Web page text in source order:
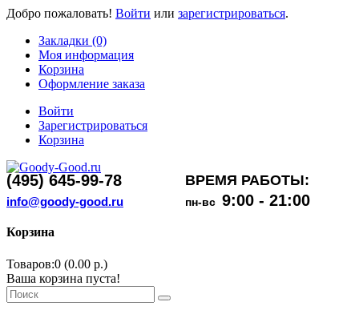
Добро пожаловать! Войти или зарегистрироваться.
Закладки (0)
Моя информация
Корзина
Оформление заказа
Войти
Зарегистрироваться
Корзина
(495) 645-99-78 ВРЕМЯ РАБОТЫ:
info@goody-good.ru пн-вс 9:00 - 21:00
Корзина
Товаров:0 (0.00 р.)
Ваша корзина пуста!